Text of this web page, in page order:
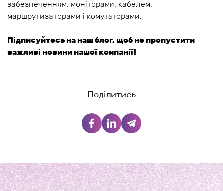
забезпеченням, моніторами, кабелем,
маршрутизаторами і комутаторами.
Підписуйтесь на наш блог, щоб не пропустити
важливі новини нашої компанії!
Поділитись